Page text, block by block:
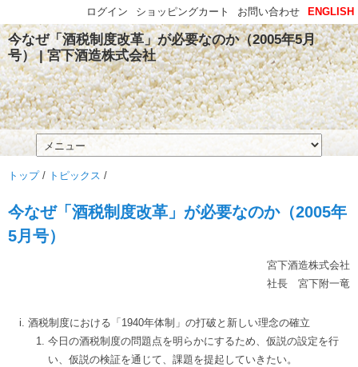
今なぜ「酒税制度改革」が必要なのか（2005年5月
号） | 宮下酒造株式会社
トップ/ トピックス /
今なぜ「酒税制度改革」が必要なのか（2005年
5月号）
宮下酒造株式会社
社長 宮下附一竜
酒税制度における「1940年体制」の打破と新しい理念の確立
今日の酒税制度の問題点を明らかにするため、仮説の設定を行
い、仮説の検証を通じて、課題を提起していきたい。
ENGLISH
お問い合わせ
ショッピングカート
ログイン